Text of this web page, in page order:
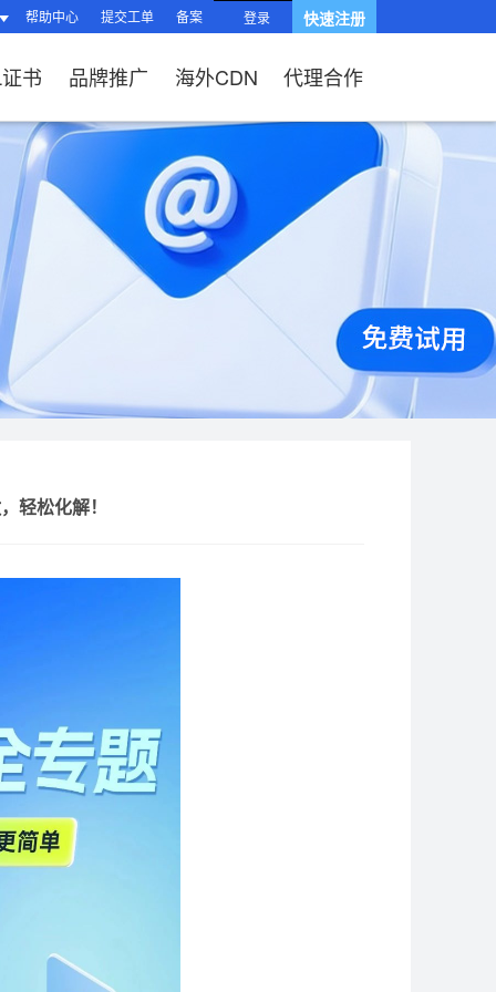
帮助中心 提交工单 备案 登录 快速注册
作流程）？
？
域名？
？
组件渲染
问题
问题
书
有什么
书？
OV、EV证
证书品
品牌推广
能与优势
程
作指南
题
海外CDN 代理合作
轻松化解！